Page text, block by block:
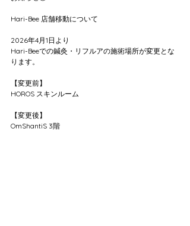
Hari-Bee 店舗移動について
2026年4月1日より
Hari-Beeでの鍼灸・リフルアの施術場所が変更とな
ります。
【変更前】
HOROS スキンルーム
【変更後】
OmShantiS 3階